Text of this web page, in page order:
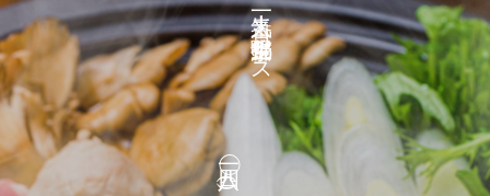
一番人気！京都生鴨鍋コース
四一八◯(税込)